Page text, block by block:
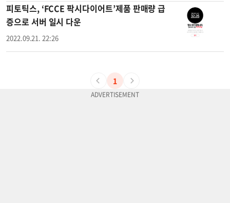
피토틱스, ‘FCCE 팍시다이어트’제품 판매량 급
증으로 서버 일시 다운
2022.09.21. 22:26
1